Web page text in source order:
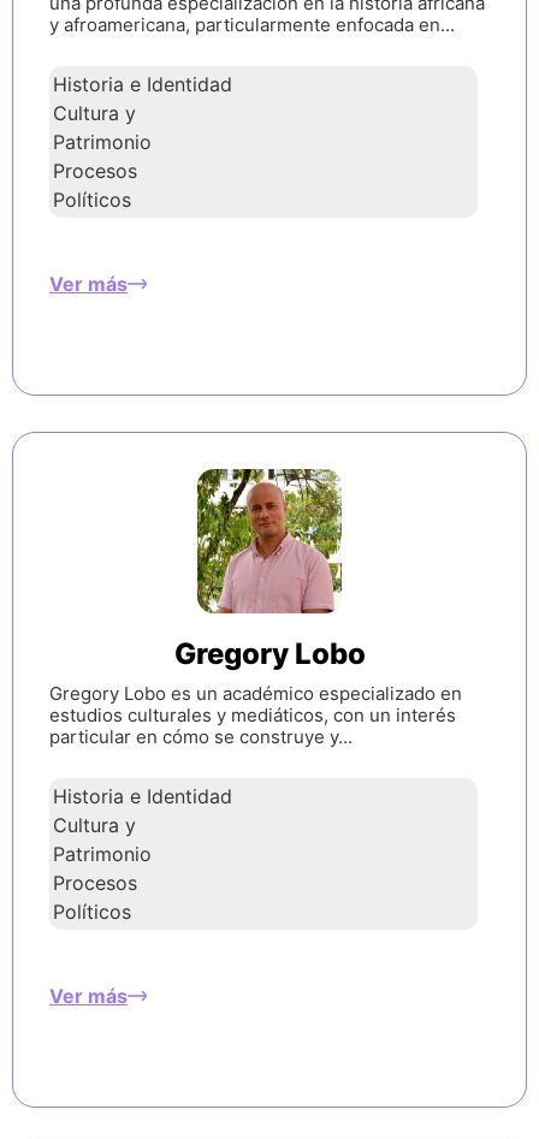
y afroamericana, particularmente enfocada en...
Historia e Identidad
Cultura y
Patrimonio
Procesos
Políticos
Ver más
Gregory Lobo
Gregory Lobo es un académico especializado en
estudios culturales y mediáticos, con un interés
particular en cómo se construye y...
Historia e Identidad
Cultura y
Patrimonio
Procesos
Políticos
Ver más